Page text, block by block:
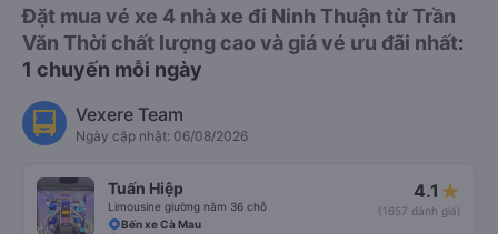
Đặt mua vé xe 4 nhà xe đi Ninh Thuận từ Trần
Văn Thời chất lượng cao và giá vé ưu đãi nhất:
1 chuyến mỗi ngày
Vexere Team
Ngày cập nhật: 06/08/2026
Tuấn Hiệp
Limousine giường nằm 36 chỗ
4.1
(1657 đánh giá)
Bến xe Cà Mau